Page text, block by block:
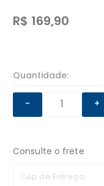
R$ 169,90
Quantidade:
-
+
Consulte o frete
Cep de Entrega